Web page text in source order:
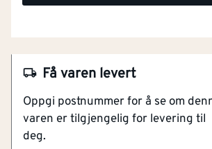
Få varen levert
Oppgi postnummer for å se om
varen er tilgjengelig for levering til
deg.
NOBB
52121353
Artikkelnummer 101311123
Forbedret lesbarhet med
Presisjonsfrest måleflate for
Bredde
Magnetisk Nei